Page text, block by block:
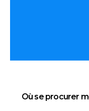
Où se procurer